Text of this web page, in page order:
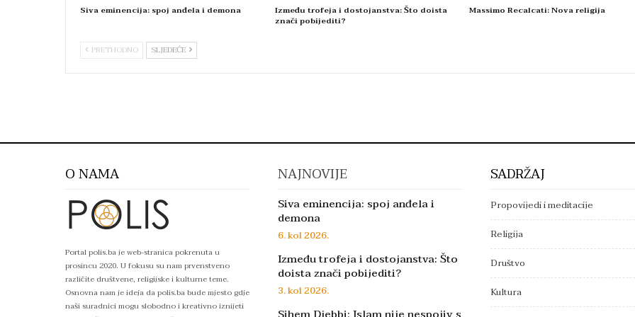
Siva eminencija: spoj anđela i demona Između trofeja i dostojanstva: Što doista
znači pobijediti?
Massimo Recalcati: Nova religija
PRETHODNO SLJEDEĆE
O NAMA
Portal polis.ba je web-stranica pokrenuta u
prosincu 2020. U fokusu su nam prvenstveno
različite društvene, religijske i kulturne teme.
Osnovna nam je ideja da polis.ba bude mjesto gdje
naši suradnici mogu slobodno i kreativno iznijeti
NAJNOVIJE
Siva eminencija: spoj anđela i
demona
6. kol 2026.
Između trofeja i dostojanstva: Što
doista znači pobijediti?
3. kol 2026.
SADRŽAJ
Propovijedi i meditacije
Religija
Društvo
Kultura